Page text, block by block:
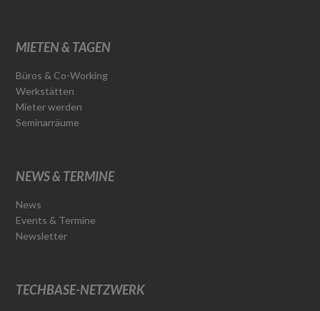
MIETEN & TAGEN
Büros & Co-Working
Werkstätten
Mieter werden
Seminarräume
NEWS & TERMINE
News
Events & Termine
Newsletter
TECHBASE-NETZWERK